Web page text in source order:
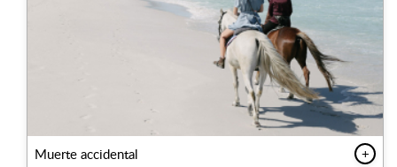
Muerte accidental +